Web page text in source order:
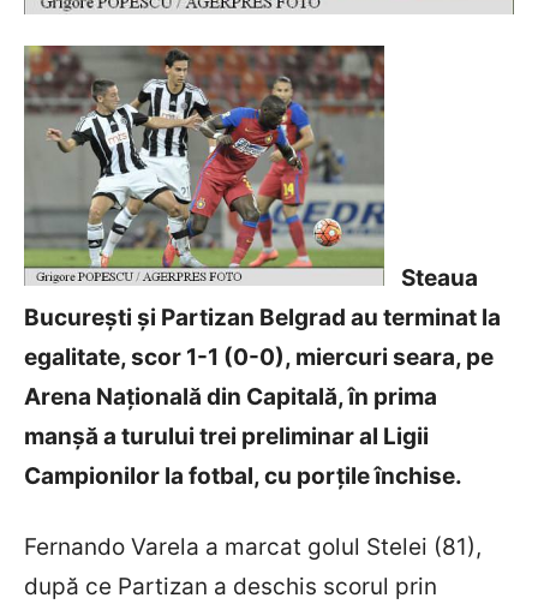
Steaua
București și Partizan Belgrad au terminat la
egalitate, scor 1-1 (0-0), miercuri seara, pe
Arena Națională din Capitală, în prima
manșă a turului trei preliminar al Ligii
Campionilor la fotbal, cu porțile închise.
Fernando Varela a marcat golul Stelei (81),
după ce Partizan a deschis scorul prin